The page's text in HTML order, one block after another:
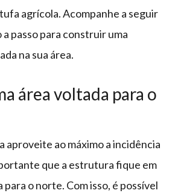
agrícola. Acompanhe a seguir
a passo para construir uma
na sua área.
área voltada para o
aproveite ao máximo a incidência
que a estrutura fique em
para o norte. Com isso, é possível